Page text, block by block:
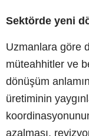
Sektörde yeni
Uzmanlara göre
müteahhitler ve
dönüşüm
üretiminin
azalması,